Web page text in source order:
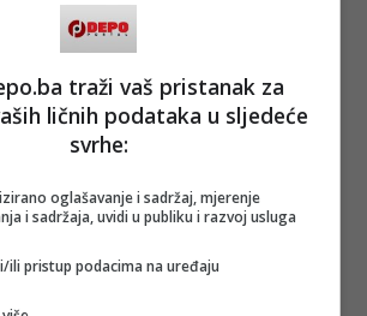
traži vaš pristanak za
ličnih podataka u sljedeće
svrhe:
oglašavanje i sadržaj, mjerenje
i sadržaja, uvidi u publiku i razvoj usluga
ili pristup podacima na uređaju